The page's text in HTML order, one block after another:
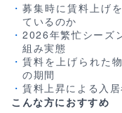
募集時に賃料上げ
ているのか
2026年繁忙シーズ
組み実態
賃料を上げられた
の期間
賃料上昇による入
こんな方におすすめ